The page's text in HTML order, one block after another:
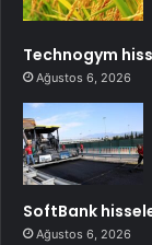
Technogym
Ağustos 6, 2026
SoftBank
Ağustos 6, 2026